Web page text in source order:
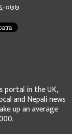
०७७
portal in the UK,
and Nepali news
up an average